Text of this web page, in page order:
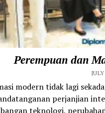
Perempuan dan
modern tidak lagi
perjanjian
teknologi,